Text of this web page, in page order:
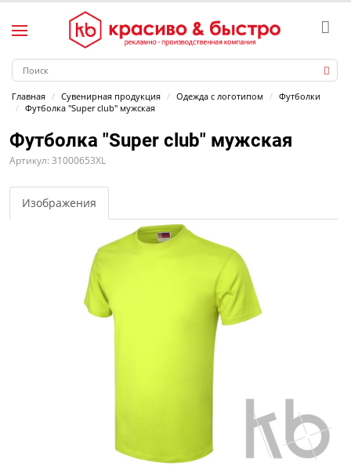
Главная Сувенирная продукция Одежда с логотипом
Футболки
Футболка "Super club" мужская
Футболка "Super club" мужская
Артикул: 31000653XL
Изображения